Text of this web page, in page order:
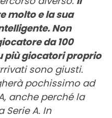
molto e la sua
Non
da 100
più giocatori proprio
sono giusti.
pochissimo ad
anche perché la
Serie A. In